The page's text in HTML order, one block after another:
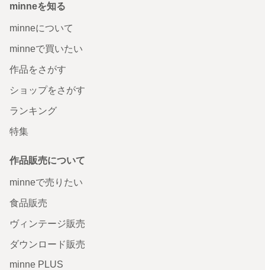
minneを知る
minneについて
minneで買いたい
作品をさがす
ショップをさがす
ランキング
特集
作品販売について
minneで売りたい
食品販売
ヴィンテージ販売
ダウンロード販売
minne PLUS